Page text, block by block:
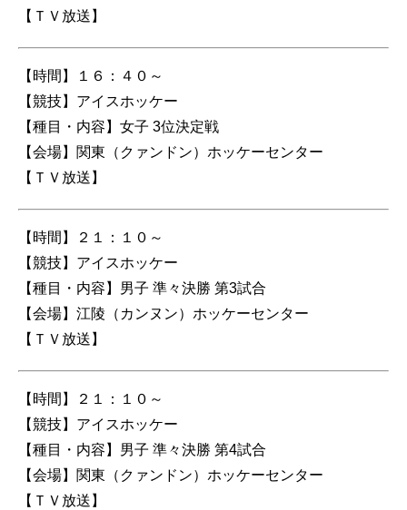
【ＴＶ放送】
【時間】１６：４０～
【競技】アイスホッケー
【種目・内容】女子 3位決定戦
【会場】関東（クァンドン）ホッケーセンター
【ＴＶ放送】
【時間】２１：１０～
【競技】アイスホッケー
【種目・内容】男子 準々決勝 第3試合
【会場】江陵（カンヌン）ホッケーセンター
【ＴＶ放送】
【時間】２１：１０～
【競技】アイスホッケー
【種目・内容】男子 準々決勝 第4試合
【会場】関東（クァンドン）ホッケーセンター
【ＴＶ放送】